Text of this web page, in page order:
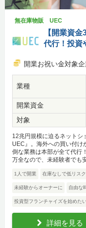
無在庫物販 UEC
【開業資
代行！投資
開業お祝い金対象
業種
開業資金
対象
12兆円規模に迫るネット
UEC』。海外への買い付け
倒な業務は本部が全て代行
万全なので、未経験者でも
1人で開業 在庫なしで低リスク
未経験からオーナーに 自由な
投資型フランチャイズを始めた
詳細を見る